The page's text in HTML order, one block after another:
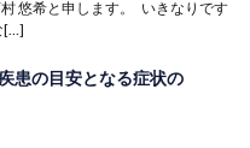
悠希と申します。 いきなりです
[…]
の目安となる症状の